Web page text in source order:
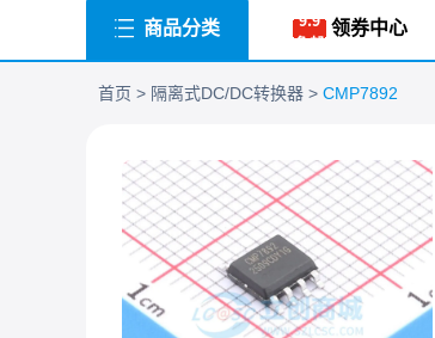
商品分类 领券中心
首页 隔离式DC/DC转换器 CMP7892